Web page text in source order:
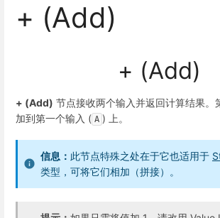
+ (Add)
+ (Add)
+ (Add) 节点接收两个输入并返回计算结果。
加到第一个输入 ( A ) 上。
信息： 此节点特殊之处在于它也适用于
类型，可将它们相加（拼接）。